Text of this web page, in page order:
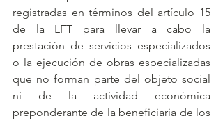
registradas en términos del artículo 15
de la LFT para llevar a cabo la
prestación de servicios especializados
o la ejecución de obras especializadas
que no forman parte del objeto social
ni de la actividad económica
preponderante de la beneficiaria de los